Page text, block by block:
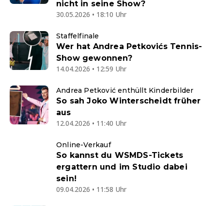
nicht in seine Show?
30.05.2026 • 18:10 Uhr
Staffelfinale
Wer hat Andrea Petkovićs Tennis-
Show gewonnen?
14.04.2026 • 12:59 Uhr
Andrea Petković enthüllt Kinderbilder
So sah Joko Winterscheidt früher
aus
12.04.2026 • 11:40 Uhr
Online-Verkauf
So kannst du WSMDS-Tickets
ergattern und im Studio dabei
sein!
09.04.2026 • 11:58 Uhr